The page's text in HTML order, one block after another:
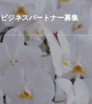
ビジネスパートナー募集